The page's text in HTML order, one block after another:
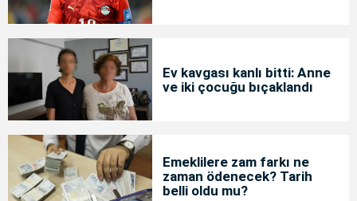
Ev kavgası kanlı bitti: Anne
ve iki çocuğu bıçaklandı
Emeklilere zam farkı ne
zaman ödenecek? Tarih
belli oldu mu?